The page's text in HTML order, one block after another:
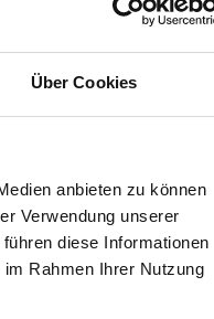
Über Cookies
anbieten zu können
Verwendung unserer
diese Informationen
Rahmen Ihrer Nutzung